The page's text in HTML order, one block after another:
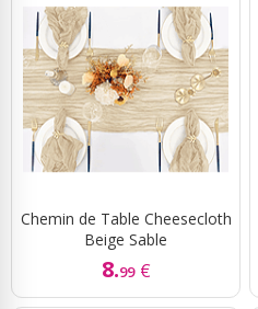
Chemin de Table Cheesecloth
Beige Sable
8.99 €